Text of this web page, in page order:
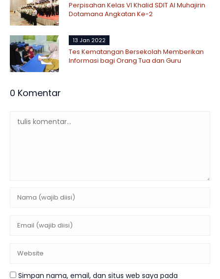
Perpisahan Kelas VI Khalid SDIT Al Muhajirin
Dotamana Angkatan Ke-2
13 Jan 2022
Tes Kematangan Bersekolah Memberikan
Informasi bagi Orang Tua dan Guru
0 Komentar
Simpan nama, email, dan situs web saya pada